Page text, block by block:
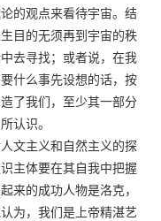
的观点来看待宇宙。结
目的无须再到宇宙的秩
去寻找；或者说，在我
什么事先设想的话，按
了我们，至少其一部分
认识。
文主义和自然主义的探
主体要在其自我中把握
来的成功人物是洛克，
为，我们是上帝精湛艺